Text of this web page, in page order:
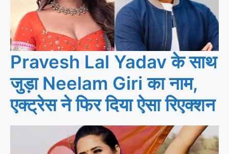
Pravesh Lal Yadav के साथ
जुड़ा Neelam Giri का नाम,
एक्ट्रेस ने फिर दिया ऐसा रिएक्शन